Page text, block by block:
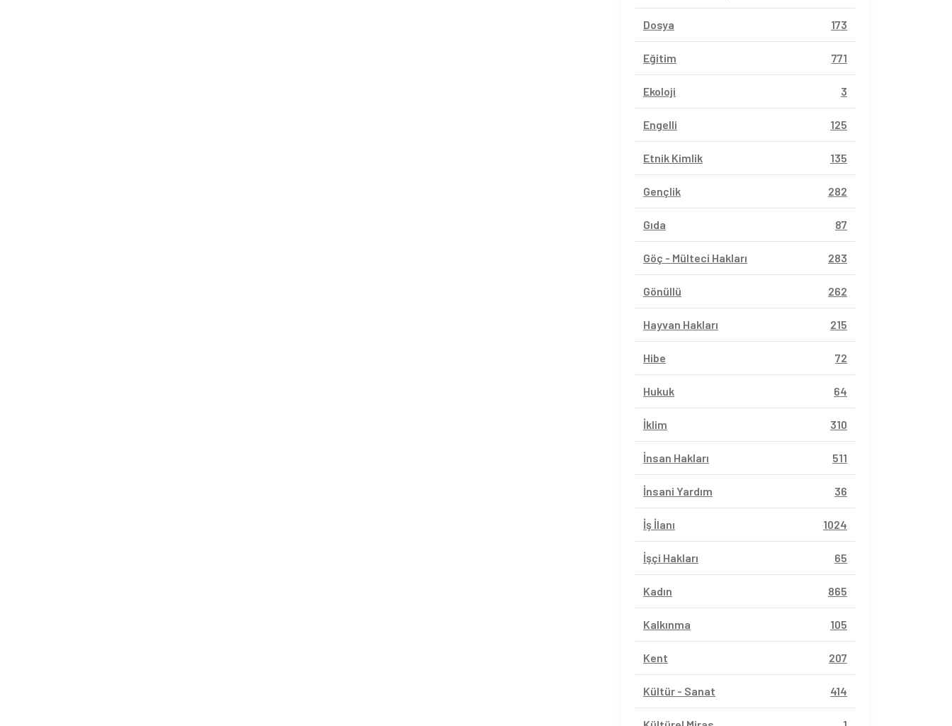
Dosya 173
Eğitim 771
Ekoloji 3
Engelli 125
Etnik Kimlik 135
Gençlik 282
Gıda 87
Göç - Mülteci Hakları 283
Gönüllü 262
Hayvan Hakları 215
Hibe 72
Hukuk 64
İklim 310
İnsan Hakları 511
İnsani Yardım 36
İş İlanı 1024
İşçi Hakları 65
Kadın 865
Kalkınma 105
Kent 207
Kültür - Sanat 414